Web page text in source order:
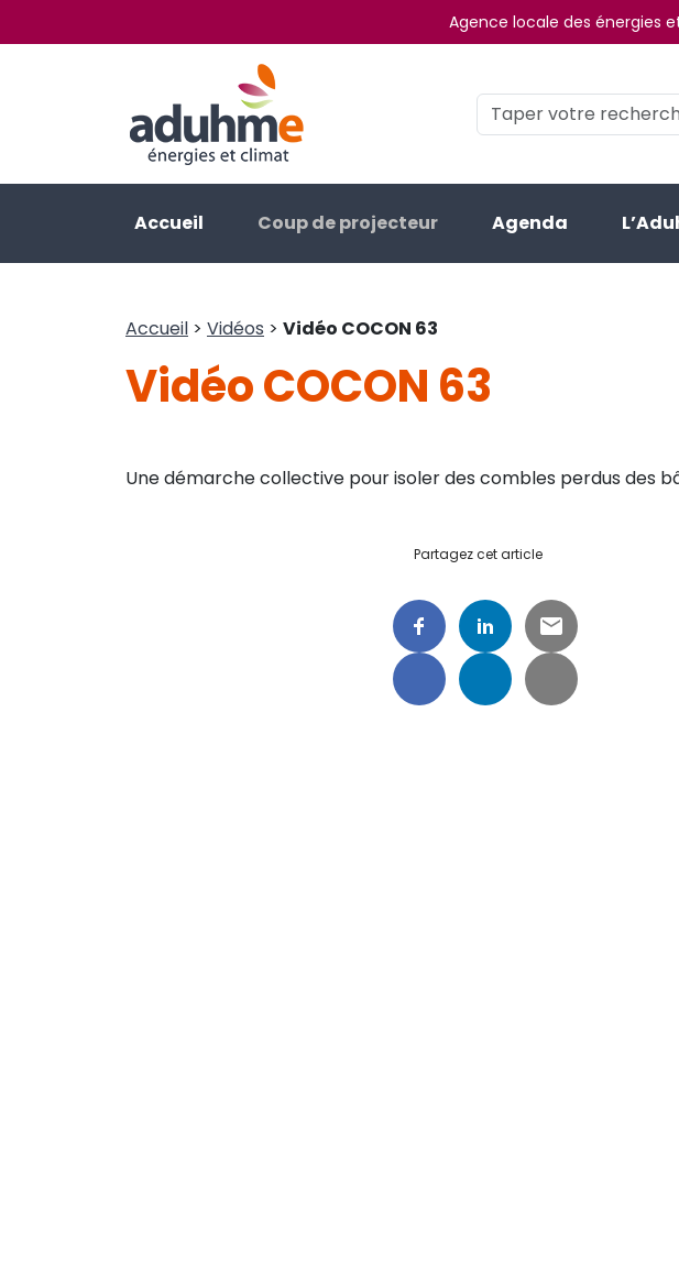
Agence locale des énergies
Accueil Coup de projecteur Agenda
Accueil > Vidéos > Vidéo COCON 63
Vidéo COCON 63
Une démarche collective pour isoler des combles perdus des
Partagez cet article